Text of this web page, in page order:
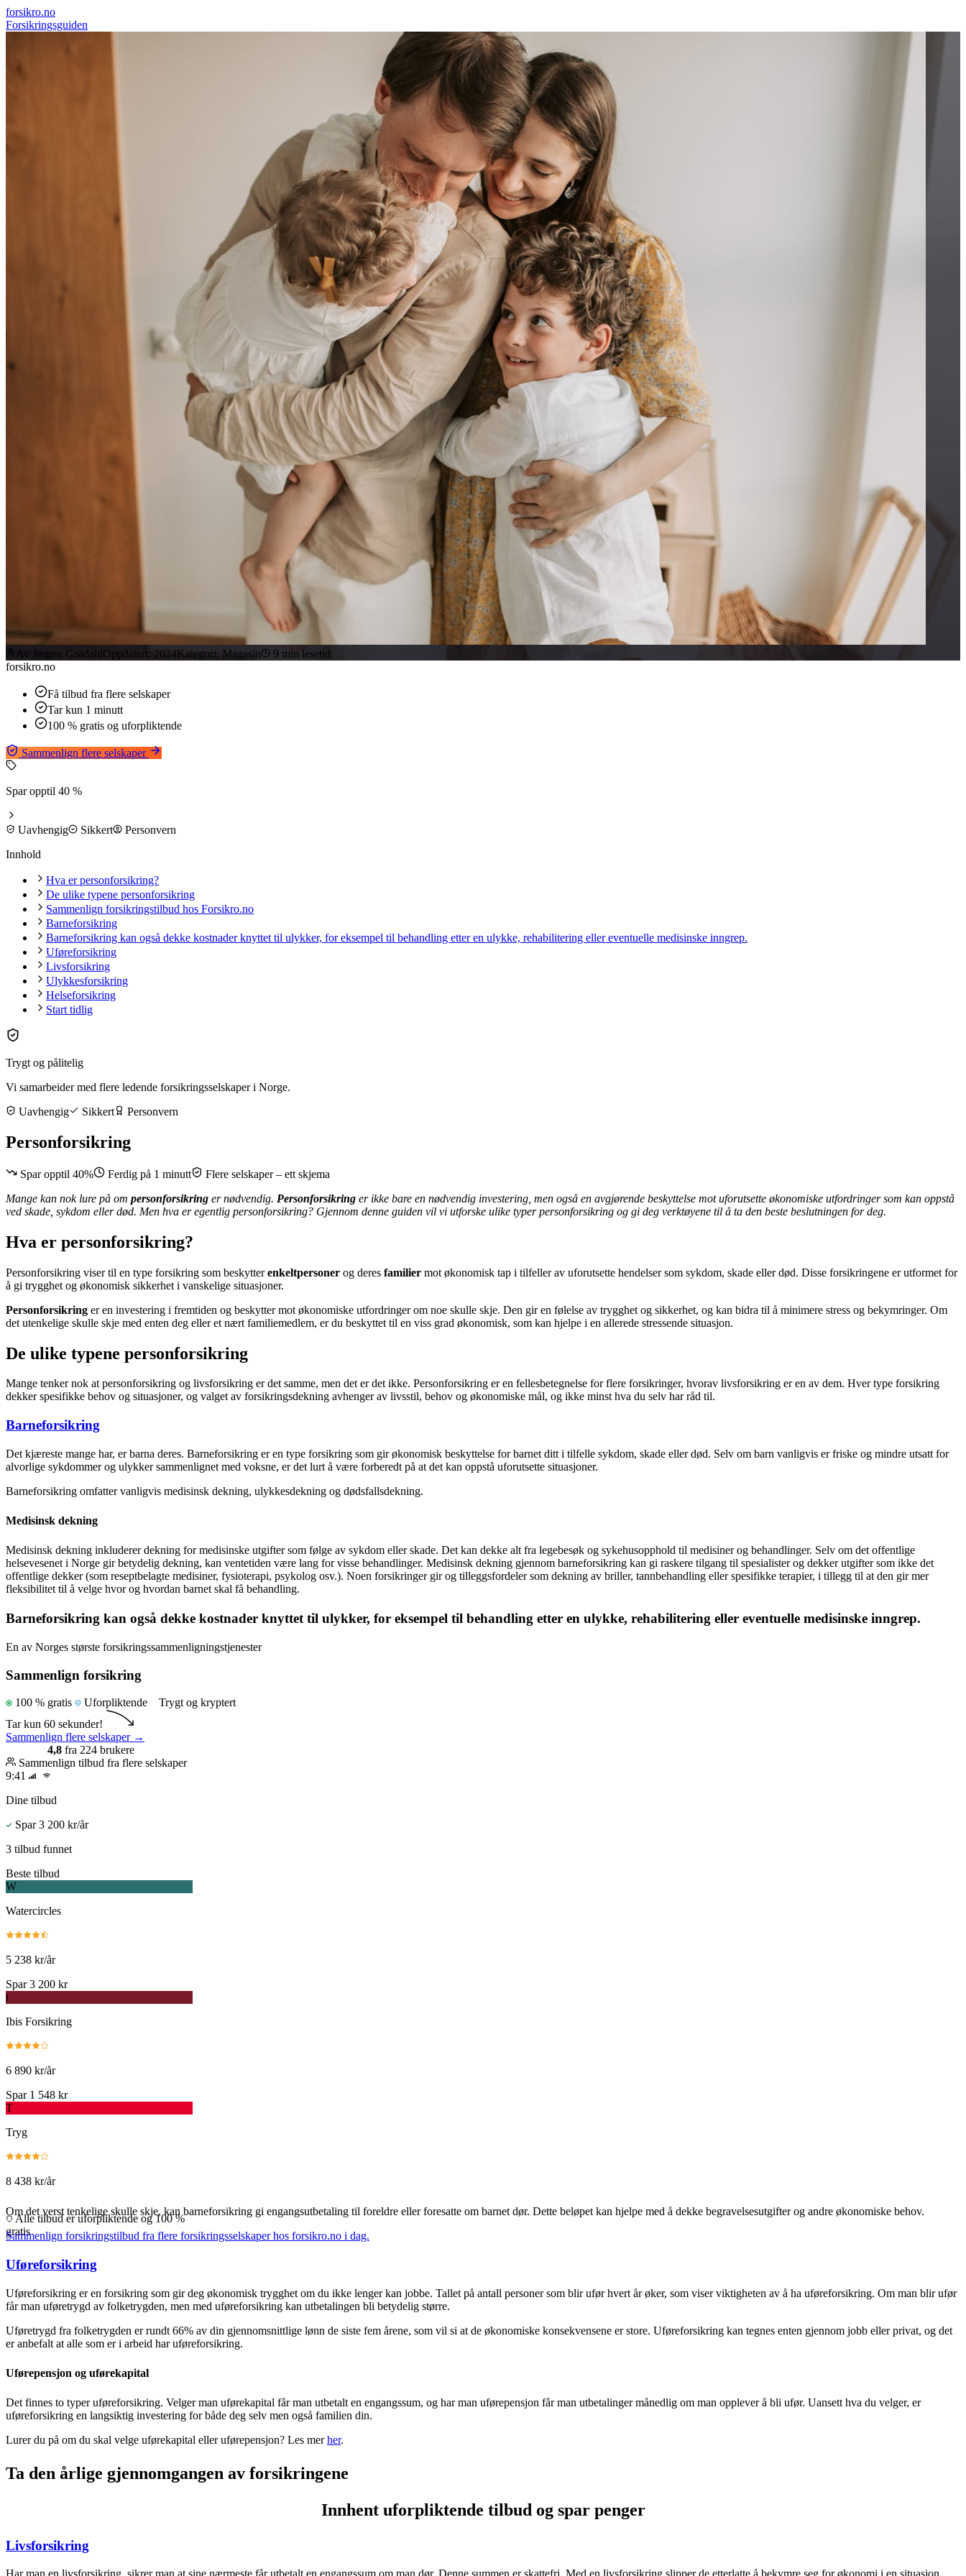
forsikro.no
Forsikringsguiden
Av Jørgen GrødahlOppdatert: 2024Kategori: Magasin 9 min lesetid
forsikro.no
Få tilbud fra flere selskaper
Tar kun 1 minutt
100 % gratis og uforpliktende
Sammenlign flere selskaper
Spar opptil 40 %
Uavhengig Sikkert
Personvern
Innhold
Hva er personforsikring?
De ulike typene personforsikring
Sammenlign forsikringstilbud hos Forsikro.no
Barneforsikring
Barneforsikring kan også dekke kostnader knyttet til ulykker, for eksempel til behandling etter en ulykke, rehabilitering eller eventuelle medisinske inngrep.
Uføreforsikring
Livsforsikring
Ulykkesforsikring
Helseforsikring
Start tidlig
Trygt og pålitelig
Vi samarbeider med flere ledende forsikringsselskaper i Norge.
Uavhengig
Sikkert Personvern
Personforsikring
Spar opptil 40% Ferdig på 1 minutt
Flere selskaper – ett skjema
Mange kan nok lure på om personforsikring er nødvendig. Personforsikring er ikke bare en nødvendig investering, men også en avgjørende beskyttelse mot uforutsette økonomiske utfordringer som kan oppstå
ved skade, sykdom eller død. Men hva er egentlig personforsikring? Gjennom denne guiden vil vi utforske ulike typer personforsikring og gi deg verktøyene til å ta den beste beslutningen for deg.
Hva er personforsikring?
Personforsikring viser til en type forsikring som beskytterenkeltpersoner og deres familier mot økonomisk tap i tilfeller av uforutsette hendelser som sykdom, skade eller død. Disse forsikringene er utformet for
å gi trygghet og økonomisk sikkerhet i vanskelige situasjoner.
Personforsikring er en investering i fremtiden og beskytter mot økonomiske utfordringer om noe skulle skje. Den gir en følelse av trygghet og sikkerhet, og kan bidra til å minimere stress og bekymringer. Om
det utenkelige skulle skje med enten deg eller et nært familiemedlem, er du beskyttet til en viss grad økonomisk, som kan hjelpe i en allerede stressende situasjon.
De ulike typene personforsikring
Mange tenker nok at personforsikring og livsforsikring er det samme, men det er det ikke. Personforsikring er en fellesbetegnelse for flere forsikringer, hvorav livsforsikring er en av dem. Hver type forsikring
dekker spesifikke behov og situasjoner, og valget av forsikringsdekning avhenger av livsstil, behov og økonomiske mål, og ikke minst hva du selv har råd til.
Barneforsikring
Det kjæreste mange har, er barna deres. Barneforsikring er en type forsikring som gir økonomisk beskyttelse for barnet ditt i tilfelle sykdom, skade eller død. Selv om barn vanligvis er friske og mindre utsatt for
alvorlige sykdommer og ulykker sammenlignet med voksne, er det lurt å være forberedt på at det kan oppstå uforutsette situasjoner.
Barneforsikring omfatter vanligvis medisinsk dekning, ulykkesdekning og dødsfallsdekning.
Medisinsk dekning
Medisinsk dekning inkluderer dekning for medisinske utgifter som følge av sykdom eller skade. Det kan dekke alt fra legebesøk og sykehusopphold til medisiner og behandlinger. Selv om det offentlige
helsevesenet i Norge gir betydelig dekning, kan ventetiden være lang for visse behandlinger. Medisinsk dekning gjennom barneforsikring kan gi raskere tilgang til spesialister og dekker utgifter som ikke det
offentlige dekker (som reseptbelagte medisiner, fysioterapi, psykolog osv.). Noen forsikringer gir og tilleggsfordeler som dekning av briller, tannbehandling eller spesifikke terapier, i tillegg til at den gir mer
fleksibilitet til å velge hvor og hvordan barnet skal få behandling.
Barneforsikring kan også dekke kostnader knyttet til ulykker, for eksempel til behandling etter en ulykke, rehabilitering eller eventuelle medisinske inngrep.
En av Norges største forsikringssammenligningstjenester
Sammenlign forsikring
100 % gratis Uforpliktende
Trygt og kryptert
Tar kun 60 sekunder!
Sammenlign flere selskaper →
4,8 fra 224 brukere
Sammenlign tilbud fra flere selskaper
9:41
Dine tilbud
Spar 3 200 kr/år
3 tilbud funnet
Beste tilbud
W
Watercircles
5 238 kr/år
Spar 3 200 kr
i
Ibis Forsikring
6 890 kr/år
Spar 1 548 kr
T
Tryg
8 438 kr/år
.
Alle tilbud er uforpliktende og 100 %
gratis
Om det verst tenkelige skulle skje, kan barneforsikring gi engangsutbetaling til foreldre eller foresatte om barnet dør. Dette beløpet kan hjelpe med å dekke begravelsesutgifter og andre økonomiske behov.
Sammenlign forsikringstilbud fra flere forsikringsselskaper hos forsikro.no i dag.
Uføreforsikring
Uføreforsikring er en forsikring som gir deg økonomisk trygghet om du ikke lenger kan jobbe. Tallet på antall personer som blir ufør hvert år øker, som viser viktigheten av å ha uføreforsikring. Om man blir ufør
får man uføretrygd av folketrygden, men med uføreforsikring kan utbetalingen bli betydelig større.
Uføretrygd fra folketrygden er rundt 66% av din gjennomsnittlige lønn de siste fem årene, som vil si at de økonomiske konsekvensene er store. Uføreforsikring kan tegnes enten gjennom jobb eller privat, og det
er anbefalt at alle som er i arbeid har uføreforsikring.
Uførepensjon og uførekapital
Det finnes to typer uføreforsikring. Velger man uførekapital får man utbetalt en engangssum, og har man uførepensjon får man utbetalinger månedlig om man opplever å bli ufør. Uansett hva du velger, er
uføreforsikring en langsiktig investering for både deg selv men også familien din.
Lurer du på om du skal velge uførekapital eller uførepensjon? Les merher.
Ta den årlige gjennomgangen av forsikringene
Innhent uforpliktende tilbud og spar penger
Livsforsikring
Har man en livsforsikring, sikrer man at sine nærmeste får utbetalt en engangssum om man dør. Denne summen er skattefri. Med en livsforsikring slipper de etterlatte å bekymre seg for økonomi i en situasjon